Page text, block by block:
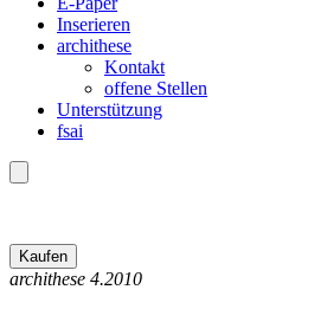
Inserieren
archithese
Kontakt
offene Stellen
Unterstützung
fsai
archithese 4.2010